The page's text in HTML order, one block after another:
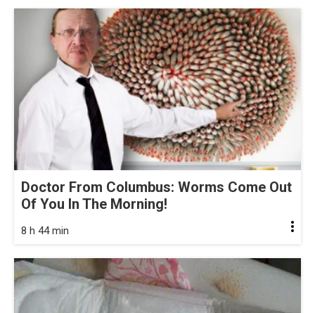
Doctor From Columbus: Worms Come Out
Of You In The Morning!
8 h 44 min